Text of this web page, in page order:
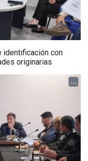
identificación con
originarias
...